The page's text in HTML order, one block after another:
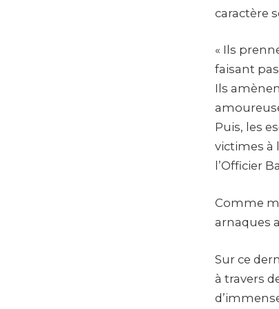
caractère
« Ils
faisant
Ils
Puis, les
victimes à
l’Officier
Comme
arnaques
Sur ce
à travers